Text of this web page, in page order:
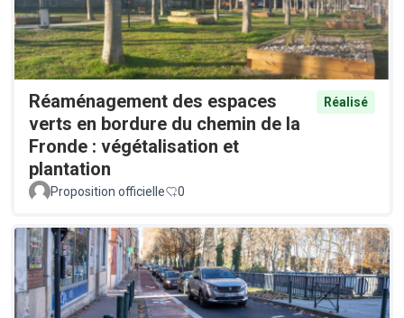
Réaménagement des espaces
verts en bordure du chemin de la
Fronde : végétalisation et
plantation
Réalisé
Proposition officielle 0